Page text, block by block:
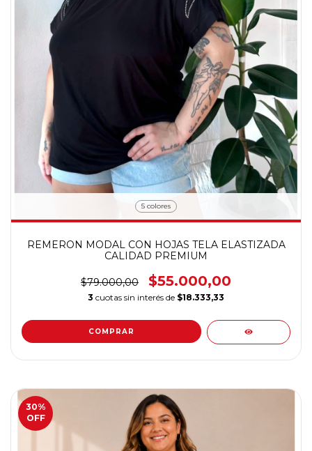
5 colores
REMERON MODAL CON HOJAS TELA ELASTIZADA
CALIDAD PREMIUM
$79.000,00 $55.000,00
3 cuotas sin interés de $18.333,33
COMPRAR
30%
OFF